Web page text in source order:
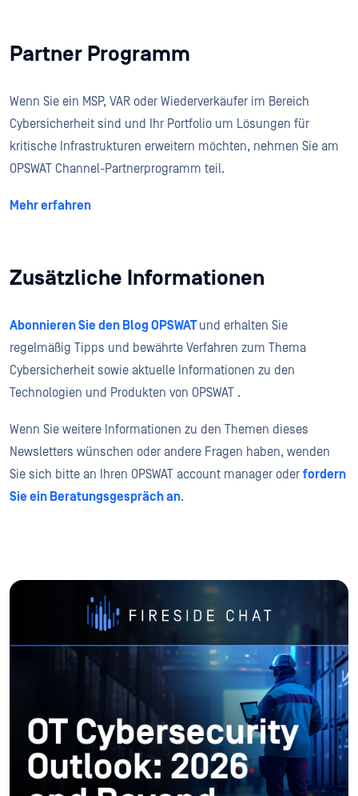
Partner Programm
Wenn Sie ein MSP, VAR oder Wiederverkäufer im Bereich
Cybersicherheit sind und Ihr Portfolio um Lösungen für
kritische Infrastrukturen erweitern möchten, nehmen Sie am
OPSWAT Channel-Partnerprogramm teil.
Mehr erfahren
Zusätzliche Informationen
Abonnieren Sie den Blog OPSWATund erhalten Sie
regelmäßig Tipps und bewährte Verfahren zum Thema
Cybersicherheit sowie aktuelle Informationen zu den
Technologien und Produkten von OPSWAT .
Wenn Sie weitere Informationen zu den Themen dieses
Newsletters wünschen oder andere Fragen haben, wenden
Sie sich bitte an Ihren OPSWAT account manager oder fordern
Sie ein Beratungsgespräch an.